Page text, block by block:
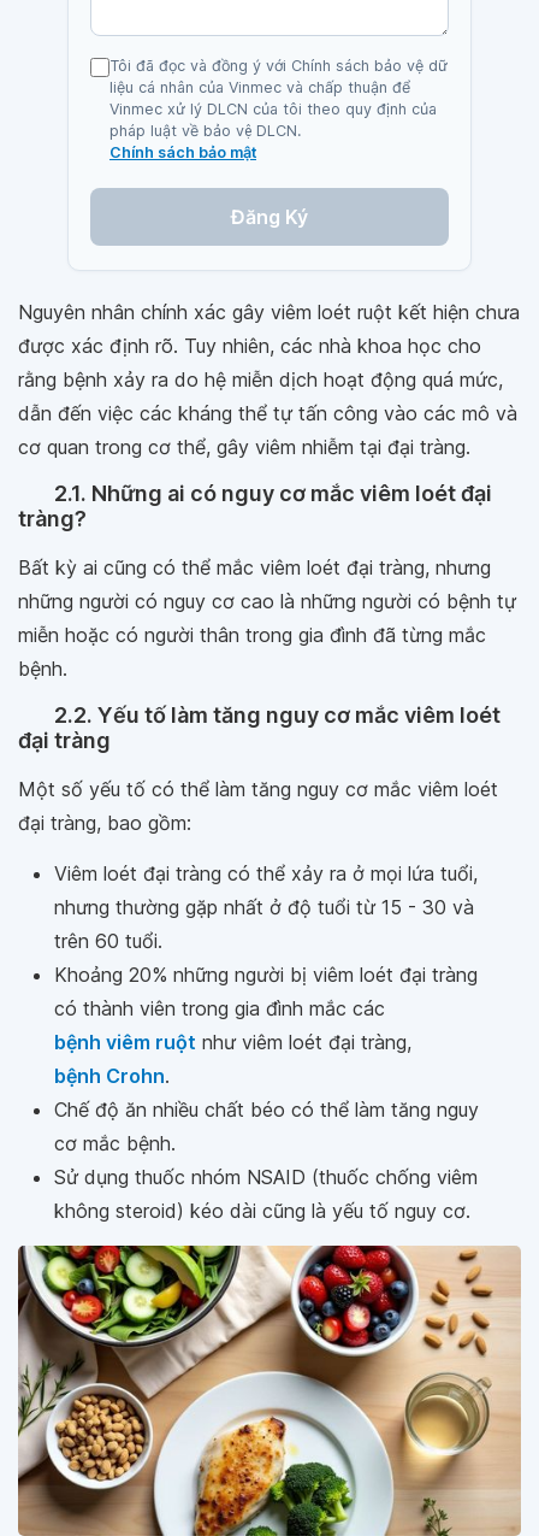
Tôi đã đọc và đồng ý với Chính sách bảo vệ dữ
liệu cá nhân của Vinmec và chấp thuận để
Vinmec xử lý DLCN của tôi theo quy định của
pháp luật về bảo vệ DLCN.
Chính sách bảo mật
Đăng Ký
Nguyên nhân chính xác gây viêm loét ruột kết hiện chưa
được xác định rõ. Tuy nhiên, các nhà khoa học cho
rằng bệnh xảy ra do hệ miễn dịch hoạt động quá mức,
dẫn đến việc các kháng thể tự tấn công vào các mô và
cơ quan trong cơ thể, gây viêm nhiễm tại đại tràng.
2.1. Những ai có nguy cơ mắc viêm loét đại
tràng?
Bất kỳ ai cũng có thể mắc viêm loét đại tràng, nhưng
những người có nguy cơ cao là những người có bệnh tự
miễn hoặc có người thân trong gia đình đã từng mắc
bệnh.
2.2. Yếu tố làm tăng nguy cơ mắc viêm loét
đại tràng
Một số yếu tố có thể làm tăng nguy cơ mắc viêm loét
đại tràng, bao gồm:
Viêm loét đại tràng có thể xảy ra ở mọi lứa tuổi,
nhưng thường gặp nhất ở độ tuổi từ 15 - 30 và
trên 60 tuổi.
Khoảng 20% những người bị viêm loét đại tràng
có thành viên trong gia đình mắc các
bệnh viêm ruột như viêm loét đại tràng,
bệnh Crohn.
Chế độ ăn nhiều chất béo có thể làm tăng nguy
cơ mắc bệnh.
Sử dụng thuốc nhóm NSAID (thuốc chống viêm
không steroid) kéo dài cũng là yếu tố nguy cơ.